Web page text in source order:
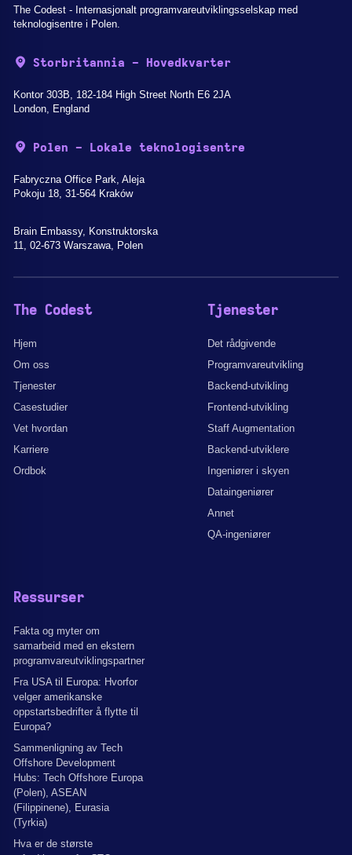
The Codest - Internasjonalt programvareutviklingsselskap med
teknologisentre i Polen.
Storbritannia - Hovedkvarter
Kontor 303B, 182-184 High Street North E6 2JA
London, England
Polen - Lokale teknologisentre
Fabryczna Office Park, Aleja
Pokoju 18, 31-564 Kraków
Brain Embassy, Konstruktorska
11, 02-673 Warszawa, Polen
The Codest
Hjem
Om oss
Tjenester
Casestudier
Vet hvordan
Karriere
Ordbok
Tjenester
Det rådgivende
Programvareutvikling
Backend-utvikling
Frontend-utvikling
Staff Augmentation
Backend-utviklere
Ingeniører i skyen
Dataingeniører
Annet
QA-ingeniører
Ressurser
Fakta og myter om
samarbeid med en ekstern
programvareutviklingspartner
Fra USA til Europa: Hvorfor
velger amerikanske
oppstartsbedrifter å flytte til
Europa?
Sammenligning av Tech
Offshore Development
Hubs: Tech Offshore Europa
(Polen), ASEAN
(Filippinene), Eurasia
(Tyrkia)
Hva er de største